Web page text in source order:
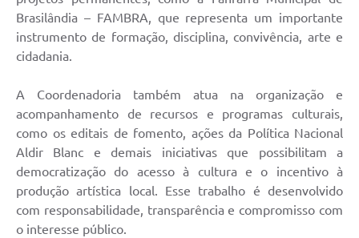
Brasilândia – FAMBRA, que representa um importante
instrumento de formação, disciplina, convivência, arte e
cidadania.
A Coordenadoria também atua na organização e
acompanhamento de recursos e programas culturais,
como os editais de fomento, ações da Política Nacional
Aldir Blanc e demais iniciativas que possibilitam a
democratização do acesso à cultura e o incentivo à
produção artística local. Esse trabalho é desenvolvido
com responsabilidade, transparência e compromisso com
o interesse público.